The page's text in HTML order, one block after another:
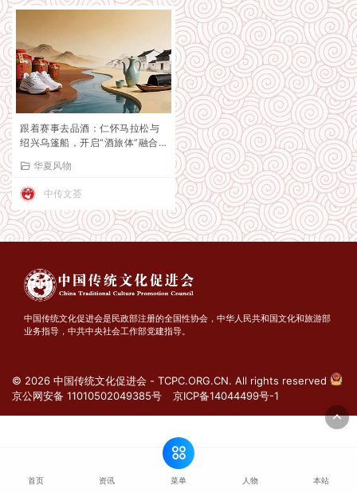
跟着赛事去品酒：仁怀马拉松与
绍兴乌篷船，开启“酒旅体”融合
华夏风物
中传文荟
中国传统文化促进会是民政部注册的全国性协会，中华人民共和国文化和旅游部
业务指导，中共中央社会工作部党建指导。
© 2026 中国传统文化促进会 - TCPC.ORG.CN. All rights reserved
京公网安备 11010502049385号
京ICP备14044499号-1
首页 资讯 菜单 人物 本站